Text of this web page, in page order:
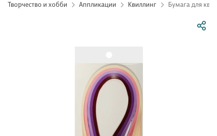
Творчество и хобби Аппликации Квиллинг Бумага для